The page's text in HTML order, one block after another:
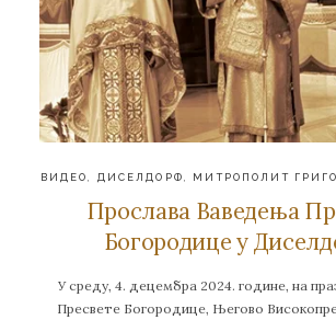
ВИДЕО ДИСЕЛДОРФ МИТРОПОЛИТ
Прослава Ваведења
Богородице у
У среду, 4. децембра 2024. године, на
Пресвете Богородице, Његово